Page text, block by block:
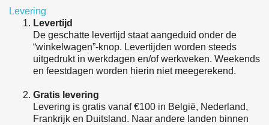
Levering
Levertijd
De geschatte levertijd staat aangeduid onder de
“winkelwagen”-knop. Levertijden worden steeds
uitgedrukt in werkdagen en/of werkweken. Weekends
en feestdagen worden hierin niet meegerekend.
Gratis levering
Levering is gratis vanaf €100 in België, Nederland,
Frankrijk en Duitsland. Naar andere landen binnen